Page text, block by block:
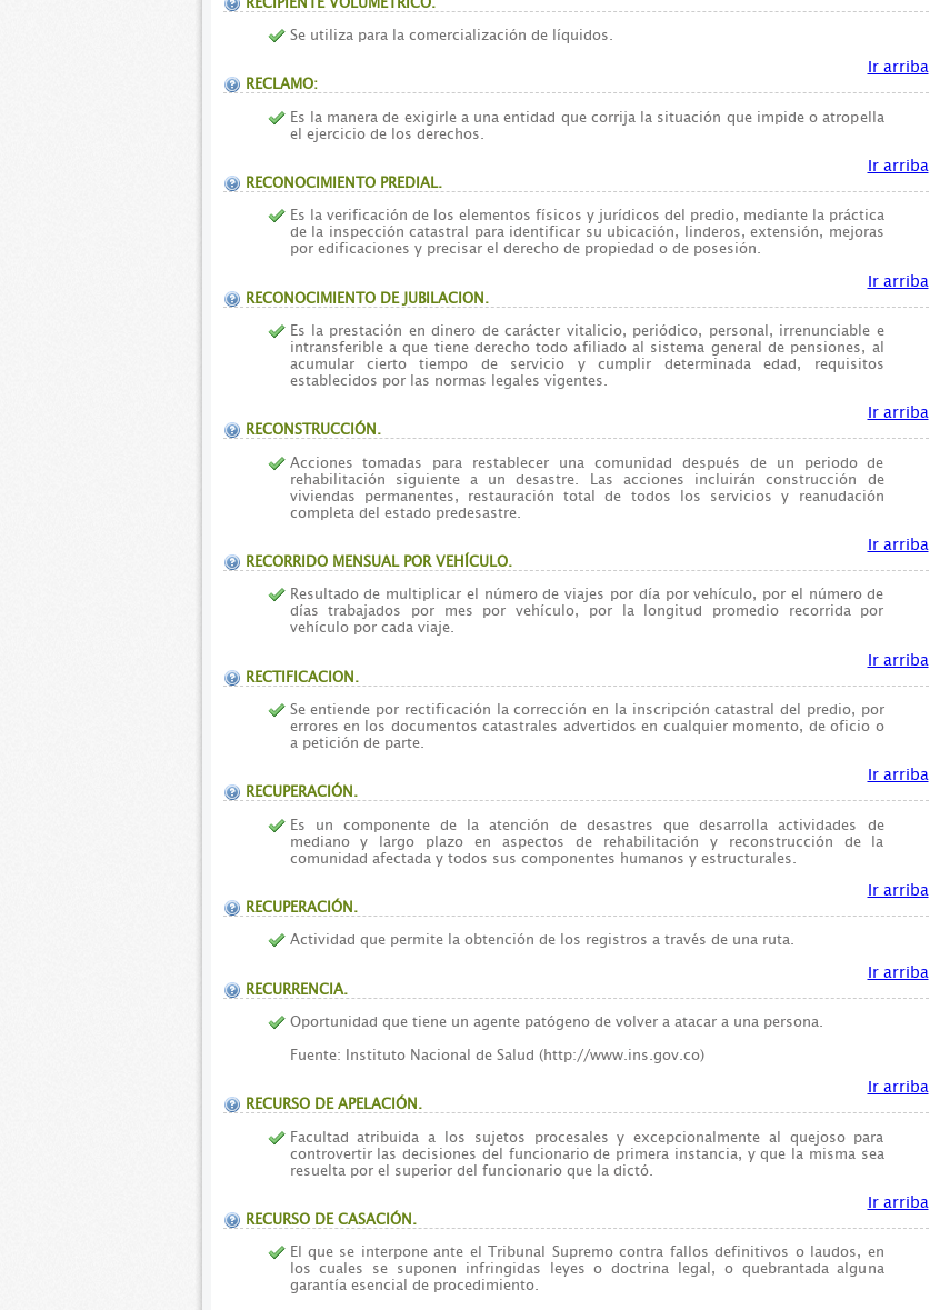
Se utiliza para la comercialización de líquidos.
Ir arriba
RECLAMO:
Es la manera de exigirle a una entidad que corrija la situación que impide o atropella
el ejercicio de los derechos.
Ir arriba
RECONOCIMIENTO PREDIAL.
Es la verificación de los elementos físicos y jurídicos del predio, mediante la práctica
de la inspección catastral para identificar su ubicación, linderos, extensión, mejoras
por edificaciones y precisar el derecho de propiedad o de posesión.
Ir arriba
RECONOCIMIENTO DE JUBILACION.
Es la prestación en dinero de carácter vitalicio, periódico, personal, irrenunciable e
intransferible a que tiene derecho todo afiliado al sistema general de pensiones, al
acumular cierto tiempo de servicio y cumplir determinada edad, requisitos
establecidos por las normas legales vigentes.
Ir arriba
RECONSTRUCCIÓN.
Acciones tomadas para restablecer una comunidad después de un periodo de
rehabilitación siguiente a un desastre. Las acciones incluirán construcción de
viviendas permanentes, restauración total de todos los servicios y reanudación
completa del estado predesastre.
Ir arriba
RECORRIDO MENSUAL POR VEHÍCULO.
Resultado de multiplicar el número de viajes por día por vehículo, por el número de
días trabajados por mes por vehículo, por la longitud promedio recorrida por
vehículo por cada viaje.
Ir arriba
RECTIFICACION.
Se entiende por rectificación la corrección en la inscripción catastral del predio, por
errores en los documentos catastrales advertidos en cualquier momento, de oficio o
a petición de parte.
Ir arriba
RECUPERACIÓN.
Es un componente de la atención de desastres que desarrolla actividades de
mediano y largo plazo en aspectos de rehabilitación y reconstrucción de la
comunidad afectada y todos sus componentes humanos y estructurales.
Ir arriba
RECUPERACIÓN.
Actividad que permite la obtención de los registros a través de una ruta.
Ir arriba
RECURRENCIA.
Oportunidad que tiene un agente patógeno de volver a atacar a una persona.
Fuente: Instituto Nacional de Salud (http://www.ins.gov.co)
Ir arriba
RECURSO DE APELACIÓN.
Facultad atribuida a los sujetos procesales y excepcionalmente al quejoso para
controvertir las decisiones del funcionario de primera instancia, y que la misma sea
resuelta por el superior del funcionario que la dictó.
Ir arriba
RECURSO DE CASACIÓN.
El que se interpone ante el Tribunal Supremo contra fallos definitivos o laudos, en
los cuales se suponen infringidas leyes o doctrina legal, o quebrantada alguna
garantía esencial de procedimiento.